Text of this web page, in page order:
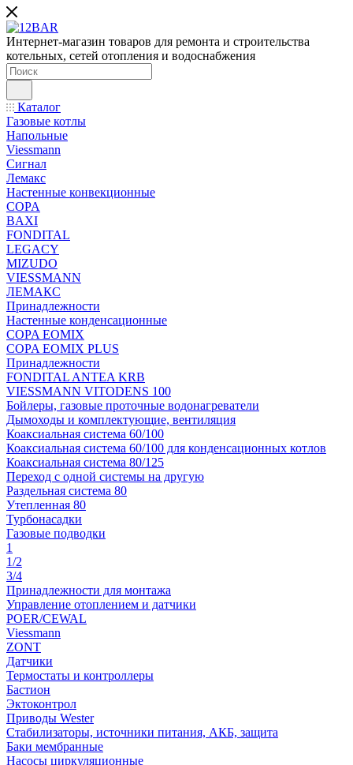
Интернет-магазин товаров для ремонта и строительства
котельных, сетей отопления и водоснабжения
Каталог
Газовые котлы
Напольные
Viessmann
Сигнал
Лемакс
Настенные конвекционные
COPA
BAXI
FONDITAL
LEGACY
MIZUDO
VIESSMANN
ЛЕМАКС
Принадлежности
Настенные конденсационные
COPA EOMIX
COPA EOMIX PLUS
Принадлежности
FONDITAL ANTEA KRB
VIESSMANN VITODENS 100
Бойлеры, газовые проточные водонагреватели
Дымоходы и комплектующие, вентиляция
Коаксиальная система 60/100
Коаксиальная система 60/100 для конденсационных котлов
Коаксиальная система 80/125
Переход с одной системы на другую
Раздельная система 80
Утепленная 80
Турбонасадки
Газовые подводки
1
1/2
3/4
Принадлежности для монтажа
Управление отоплением и датчики
POER/CEWAL
Viessmann
ZONT
Датчики
Термостаты и контроллеры
Бастион
Эктоконтрол
Приводы Wester
Стабилизаторы, источники питания, АКБ, защита
Баки мембранные
Насосы циркуляционные